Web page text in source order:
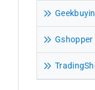
Gshopper